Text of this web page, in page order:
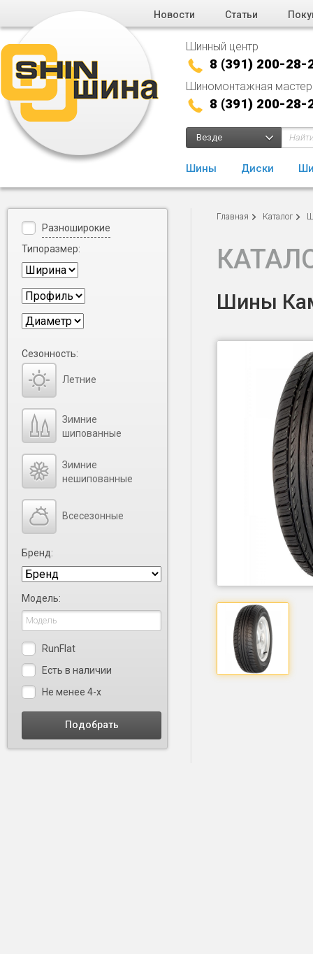
Новости Статьи
Шинный центр
8 (391) 200-28-
Шиномонтажная
8 (391) 200-28-
Везде
Шины Диски
Главная Каталог
Шины
Разноширокие
Типоразмер:
Сезонность:
Летние
Зимние
шипованные
Зимние
нешипованные
Всесезонные
Бренд:
Модель:
RunFlat
Есть в наличии
Не менее 4-х